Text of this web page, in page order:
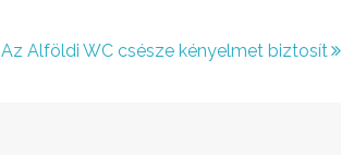
Az Alföldi WC csésze kényelmet biztosít